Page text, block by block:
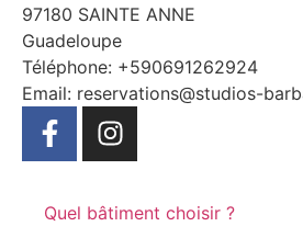
97180 SAINTE ANNE
Guadeloupe
Téléphone: +590691262924
Email: reservations@studios-
Quel bâtiment choisir ?